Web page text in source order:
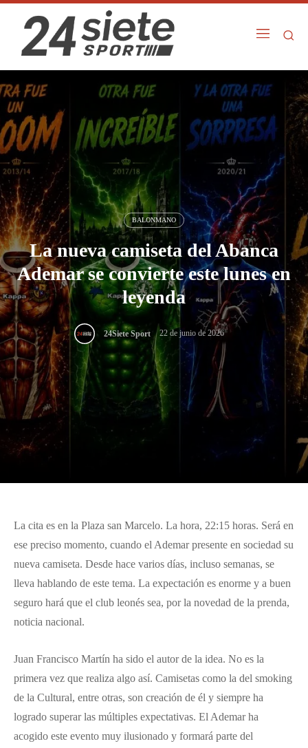
BALONMANO
La nueva camiseta del Abanca
Ademar se convierte este lunes en
leyenda
24Siete Sport 22 de junio de 2026
La cita es en la Plaza san Marcelo. La hora, 22:15 horas. Será en
ese preciso momento, cuando el Ademar presente en sociedad su
nueva camiseta. Desde hace varios días, incluso semanas, se
lleva hablando de este tema. La expectación es enorme y a buen
seguro hará que el club leonés sea, por la novedad de la prenda,
noticia nacional.
Juan Francisco Martín ha sido el autor de la idea. No es la
primera vez que realiza algo así. Camisetas como la del smoking
de la Cultural, entre otras, son creación de él y siempre ha
logrado superar las múltiples expectativas. El Ademar ha
acogido este evento muy ilusionado y formará parte del